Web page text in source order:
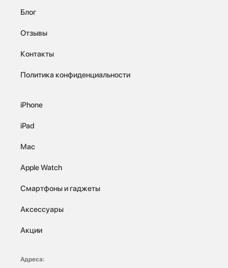
Блог
Отзывы
Контакты
Политика конфиденциальности
iPhone
iPad
Mac
Apple Watch
Смартфоны и гаджеты
Аксессуары
Акции
Адреса: